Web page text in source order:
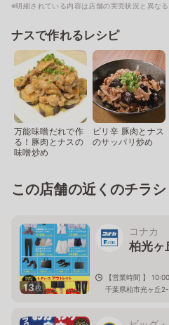
※明細されている内容は店舗の実売状況と異なる
ナスで作れるレシピ
万能味噌だれで作
る！豚肉とナスの
味噌炒め
ピリ辛 豚肉とナス
のサッパリ炒め
この店舗の近くのチラシ
13枚
コナカ
柏光ヶ
【営業時間 】
千葉県柏市光ヶ丘